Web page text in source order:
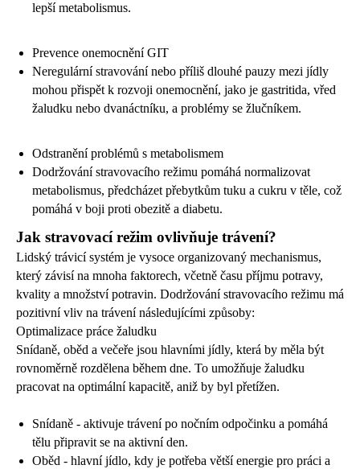
lepší metabolismus.
Prevence onemocnění GIT
Neregulární stravování nebo příliš dlouhé pauzy mezi jídly
mohou přispět k rozvoji onemocnění, jako je gastritida, vřed
žaludku nebo dvanáctníku, a problémy se žlučníkem.
Odstranění problémů s metabolismem
Dodržování stravovacího režimu pomáhá normalizovat
metabolismus, předcházet přebytkům tuku a cukru v těle, což
pomáhá v boji proti obezitě a diabetu.
Jak stravovací režim ovlivňuje trávení?
Lidský trávicí systém je vysoce organizovaný mechanismus,
který závisí na mnoha faktorech, včetně času příjmu potravy,
kvality a množství potravin. Dodržování stravovacího režimu má
pozitivní vliv na trávení následujícími způsoby:
Optimalizace práce žaludku
Snídaně, oběd a večeře jsou hlavními jídly, která by měla být
rovnoměrně rozdělena během dne. To umožňuje žaludku
pracovat na optimální kapacitě, aniž by byl přetížen.
Snídaně - aktivuje trávení po nočním odpočinku a pomáhá
tělu připravit se na aktivní den.
Oběd - hlavní jídlo, kdy je potřeba větší energie pro práci a